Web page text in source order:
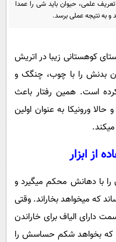
تعریف علمی، حیوان باید شی را عمدا
به نتیجه عملی برسد.
کوهستانی زیبا در اتریش
بدنش را با چوب، چنگک و
است. همین رفتار باعث
ورونیکا به عنوان اولین
از ابزار
را با دهانش محکم میگیرد و
که میخواهد بخاراند. وقتی
الیاف برای خاراندن
که بخواهد شکم حساسش را